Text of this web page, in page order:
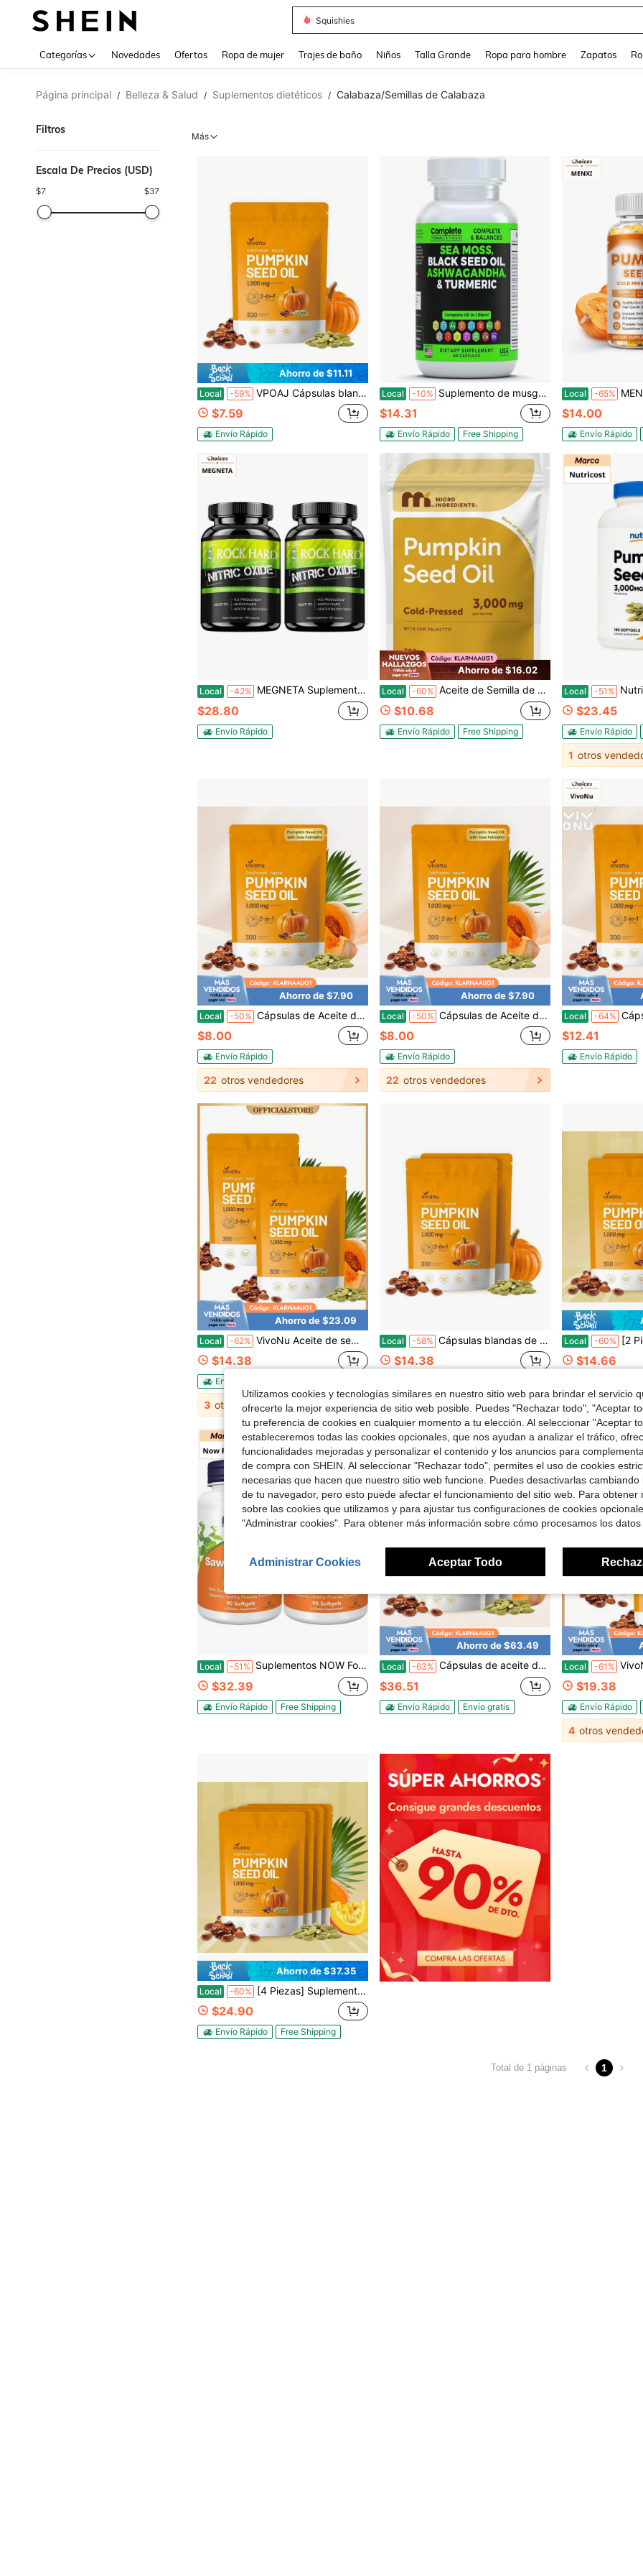
Musera
Categorías Novedades Ofertas Ropa de mujer Trajes de baño Niños Talla Grande Ropa para hombre Zapatos
Página principal / Belleza & Salud / Suplementos dietéticos / Calabaza/Semillas de Calabaza
Filtros
Escala De Precios (USD)
$7 $37
Más
Ahorro de $11.11
Local -59% VPOAJ Cápsulas blandas de 1000mg de aceite de semilla de calabaza natural y palmito enano con alto contenido de ésteres vegetales, 300 cápsulas
$7.59
Envío Rápido
Local -10% Suplemento de musgo marino con aceite de semilla negra, ashwagandha, cúrcuma, bladderwrack, bardana, vitamina C y D3 con saúco, manuka, diente de león, dock amarillo, yodo
$14.31
Envío Rápido Free Shipping
Local -65% MENXI Aceite de semilla de calabaza con
$14.00
Envío Rápido
Local -42% MEGNETA Suplemento de Óxido Nítrico para Hombres - Fórmula Potente de Enfoque y Energía con L-Arginina, L-Citrulina y Remolacha | Rendimiento, Flujo Sanguíneo Saludable | 60 Cápsulas
$28.80
Envío Rápido
Ahorro de $16.02
Local -60% Aceite de Semilla de Calabaza con Saw Palmetto, 300 Cápsulas Blandas | Aceite Virgen Puro Prensado en Frío con Ácidos Grasos Esenciales & Fitoesteroles. Para Hombres & Mujeres. Sin OGM, Sin Gluten.
$10.68
Envío Rápido Free Shipping
Local -51% Nutricost Aceite de Semilla de
$23.45
Envío Rápido
1 otros
Ahorro de $7.90
Local -50% Cápsulas de Aceite de Semilla de Calabaza VivoNu con Saw Palmetto | Prensado en frío, aceite virgen puro, ácidos grasos esenciales y fitoesteroles | 300 cápsulas blandas. Apoya la salud del cabello, urinaria, vejiga y próstata | No-GMO
$8.00
Envío Rápido
22 otros vendedores
Ahorro de $7.90
Local -50% Cápsulas de Aceite de Semilla de Calabaza VivoNu con Saw Palmetto | Prensado en frío, aceite virgen puro, ácidos grasos esenciales y fitoesteroles | 300 cápsulas blandas. Apoya la salud del cabello, urinaria, vejiga y próstata | No-GMO
$8.00
Envío Rápido
22 otros vendedores
Local -64% Cápsulas de aceite de semilla de
$12.41
Envío Rápido
Ahorro de $23.09
Local -62% VivoNu Aceite de semilla de calabaza + Saw Palmetto - Cápsulas blandas de aceite virgen prensado en frío con ácidos grasos esenciales y fitoesteroles - 300 cápsulas, sin OGM, sin gluten
$14.38
Envío Rápido
3 otros vendedores
Local -58% Cápsulas blandas de 1000mg de aceite de semilla de calabaza natural y palmito enano, con alto contenido de ésteres vegetales, 300 cápsulas
$14.38
3 otros vendedores
Local -60% [2 Piezas] Suplemento VivoNu Advanced para la salud de la
$14.66
3otros
Local -51% Suplementos NOW Foods, Extracto de Saw Palmetto con Aceite de Semilla de Calabaza y Zinc, Salud Masculina*, 90 Cápsulas Blandas, (Paquete de 2) Variante 2
$32.39
Envío Rápido Free Shipping
Ahorro de $63.49
Local -63% Cápsulas de aceite de semilla de calabaza VivoNu con saw palmetto | Prensado en frío, aceite virgen puro, ácidos grasos esenciales y fitoesteroles | 300 cápsulas blandas. Favorece el cabello y la vejiga.
$36.51
Envío Rápido Envío gratis
Local -61% VivoNu Aceite de semilla de calabaza
$19.38
Envío Rápido
4 otros
Ahorro de $37.35
Local -60% [4 Piezas] Suplemento VivoNu Advanced para la salud de la próstata y las vías urinarias| Aceite de semilla de calabaza y palmito enano prensado en frío| Aceite virgen puro con ácidos grasos esenciales y fitoesteroles| Apoya la función vesical saludable y el bienestar del cabello| No-GMO| 300 cápsulas blandas Suplemento dietético
$24.90
Envío Rápido Free Shipping
Total de 1 páginas 1
Utilizamos cookies y tecnologías similares en nuestro sitio web para brindar el servicio
ofrecerte la mejor experiencia de sitio web posible. Puedes "Rechazar todo", "Aceptar
tu preferencia de cookies en cualquier momento a tu elección. Al seleccionar "Aceptar
estableceremos todas las cookies opcionales, que nos ayudan a analizar el tráfico,
funcionalidades mejoradas y personalizar el contenido y los anuncios para
de compra con SHEIN. Al seleccionar "Rechazar todo", permites el uso de cookies
necesarias que hacen que nuestro sitio web funcione. Puedes desactivarlas cambiando
de tu navegador, pero esto puede afectar el funcionamiento del sitio web. Para obtener
sobre las cookies que utilizamos y para ajustar tus configuraciones de cookies
"Administrar cookies". Para obtener más información sobre cómo procesamos los datos
Administrar Cookies Aceptar Todo